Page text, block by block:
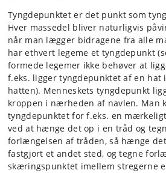
Tyngdepunktet er det punkt som
Hver massedel bliver naturligvis
når man lægger bidragene fra alle
har ethvert legeme et tyngdepunkt
formede legemer ikke behøver at
f.eks. ligger tyngdepunktet af en
hatten). Menneskets tyngdepunkt
kroppen i nærheden af navlen. Man
tyngdepunktet for f.eks. en
ved at hænge det op i en tråd og
forlængelsen af tråden, så hænge
fastgjort et andet sted, og tegne
skæringspunktet imellem stregerne